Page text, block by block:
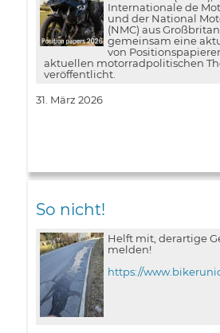
Internationale de
und der National
(NMC) aus
gemeinsam eine
von
aktuellen motorradpolitischen
veröffentlicht.
31. März 2026
So nicht!
Helft mit, derartige
melden!
https://